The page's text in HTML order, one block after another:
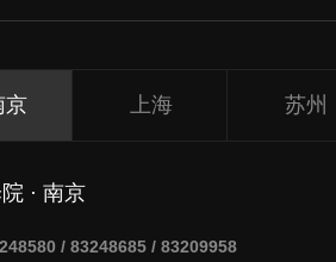
京 上海 苏州
· 南京
/ 83248685 / 83209958